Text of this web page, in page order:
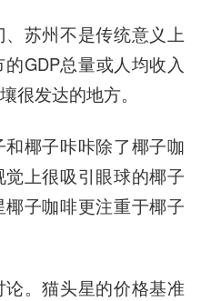
苏州不是传统意义上
GDP总量或人均收入
很发达的地方。
椰子咔咔除了椰子咖
上很吸引眼球的椰子
子咖啡更注重于椰子
。猫头星的价格基准